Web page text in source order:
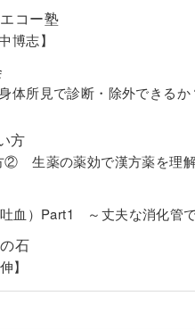
コー塾
博志】
所見で診断・除外できる
方
生薬の薬効で漢方薬を理
血）Part1 ～丈夫な消化管
石
】